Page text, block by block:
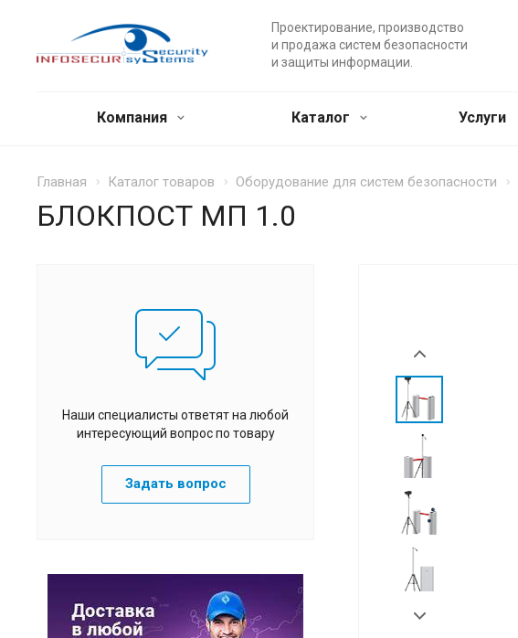
Проектирование, производство
и продажа систем безопасности
и защиты информации.
Компания Каталог Услуги
Главная Каталог товаров Оборудование для систем безопасности
БЛОКПОСТ МП 1.0
Наши специалисты ответят на любой
интересующий вопрос по товару
Задать вопрос